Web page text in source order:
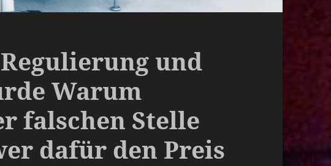
und
Warum
falschen Stelle
dafür den Preis